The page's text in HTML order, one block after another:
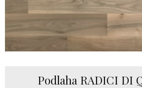
Podlaha RADICI DI